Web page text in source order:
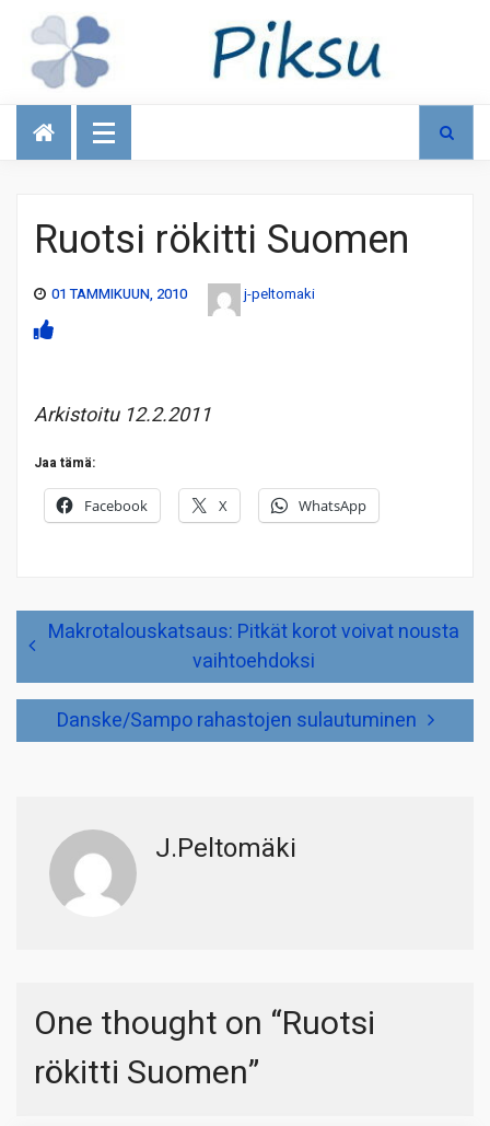
Talous
Ruotsi rökitti Suomen
01 TAMMIKUUN, 2010 j-peltomaki
Arkistoitu 12.2.2011
Jaa tämä:
Facebook X WhatsApp
Artikkelien
selausMakrotalouskatsaus: Pitkät korot voivat nousta
vaihtoehdoksi
Danske/Sampo rahastojen sulautuminen
J.Peltomäki
One thought on “Ruotsi
rökitti Suomen”